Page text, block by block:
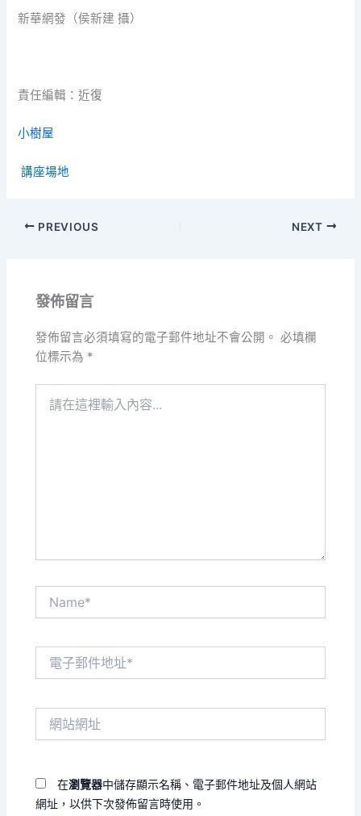
新華網發（侯新建 攝）
責任編輯：近復
小樹屋
講座場地
PREVIOUS NEXT
發佈留言
發佈留言必須填寫的電子郵件地址不會公開。 必填欄
位標示為 *
在瀏覽器中儲存顯示名稱、電子郵件地址及個人網站
網址，以供下次發佈留言時使用。